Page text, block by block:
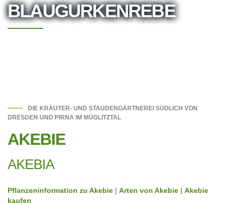
BLAUGURKENREBE
DIE KRÄUTER- UND STAUDENGÄRTNEREI SÜDLICH VON
DRESDEN UND PIRNA IM MÜGLITZTAL
AKEBIE
AKEBIA
Pflanzeninformation zu Akebie Arten von Akebie
Akebie
kaufen